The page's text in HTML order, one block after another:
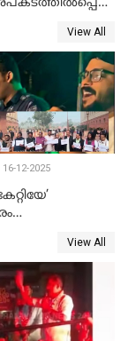
തലനാരിടയ്ക്ക്
View All
12-2025
പരാതി; ശക്തമായ
View All